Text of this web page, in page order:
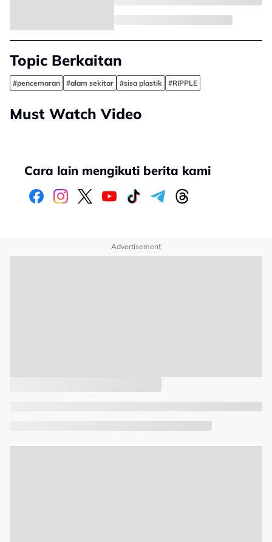
Topic Berkaitan
#pencemaran #alam sekitar #sisa plastik #RIPPLE
Must Watch Video
Cara lain mengikuti berita kami
Advertisement